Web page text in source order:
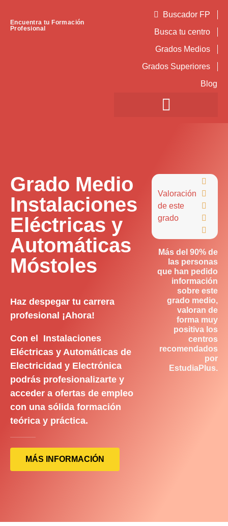
Encuentra tu Formación
Profesional
Buscador FP
Busca tu centro
Grados Medios
Grados Superiores
Blog
Grado Medio
Instalaciones
Eléctricas y
Automáticas
Móstoles
Haz despegar tu carrera
profesional ¡Ahora!
Con el Instalaciones
Eléctricas y Automáticas de
Electricidad y Electrónica
podrás profesionalizarte y
acceder a ofertas de empleo
con una sólida formación
teórica y práctica.
MÁS INFORMACIÓN
Valoración
de este
grado





Más del 90% de
las personas
que han pedido
información
sobre este
grado medio,
valoran de
forma muy
positiva los
centros
recomendados
por
EstudiaPlus.